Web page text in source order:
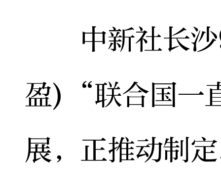
中新社长沙
盈)“联合国一
展，正推动制